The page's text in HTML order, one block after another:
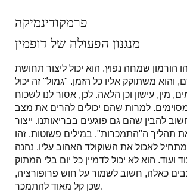
פרמקודינמיקה
מנגנון הפעולה של דופמין
הורמון שמחה נפוץ. הוא יכול ליצור תחושת
והוא משתוקק אליו כל הזמן. "גמול" זה יכול
מין, עישון וכן הלאה. לכן, אסור לנו לשכוח
למרות שהם יכולים להרים את מצב
להבין שהם גם פוגעים בבריאותנו. ייצור
תהליך ה"התמכרות". במילים פשוטות, זהו
לאכול את השוקולד האהוב עליו, נהנה
ועוד. הוא לא יכול לדמיין כל יום בלי המתוק
כאלה, חשוב לשמור על חוש פרופורציה,
שכן קל מאוד להתמכר.